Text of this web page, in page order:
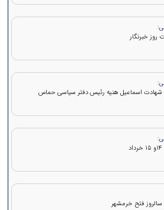
روز خبرنگار
شهادت اسماعیل هنیه رئیس دفتر سیاسی حماس
سالروز فتح خرمشهر